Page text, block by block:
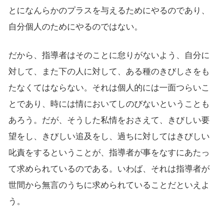
とになんらかのプラスを与えるためにやるのであり、
自分個人のためにやるのではない。
だから、指導者はそのことに怠りがないよう、自分に
対して、また下の人に対して、ある種のきびしさをも
たなくてはならない。それは個人的には一面つらいこ
とであり、時には情においてしのびないということも
あろう。だが、そうした私情をおさえて、きびしい要
望をし、きびしい追及をし、過ちに対してはきびしい
叱責をするということが、指導者が事をなすにあたっ
て求められているのである。いわば、それは指導者が
世間から無言のうちに求められていることだといえよ
う。